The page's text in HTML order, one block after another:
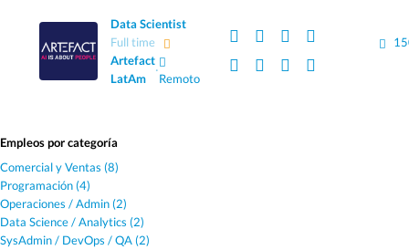
Data Scientist
Full time
Artefact
LatAm
·
Remoto
Empleos por categoría
Comercial y Ventas (8)
Programación (4)
Operaciones / Admin (2)
Data Science / Analytics (2)
SysAdmin / DevOps / QA (2)